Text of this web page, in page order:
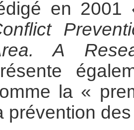
en 2001
A
la «
prévention